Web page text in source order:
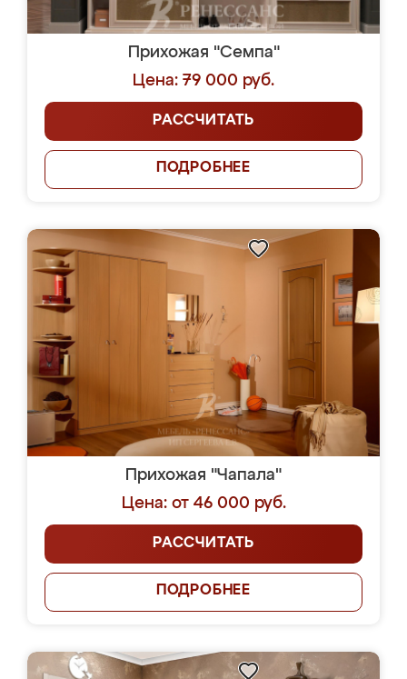
Прихожая "Семпа"
Цена: 79 000 руб.
РАССЧИТАТЬ
ПОДРОБНЕЕ
Прихожая "Чапала"
Цена: от 46 000 руб.
РАССЧИТАТЬ
ПОДРОБНЕЕ